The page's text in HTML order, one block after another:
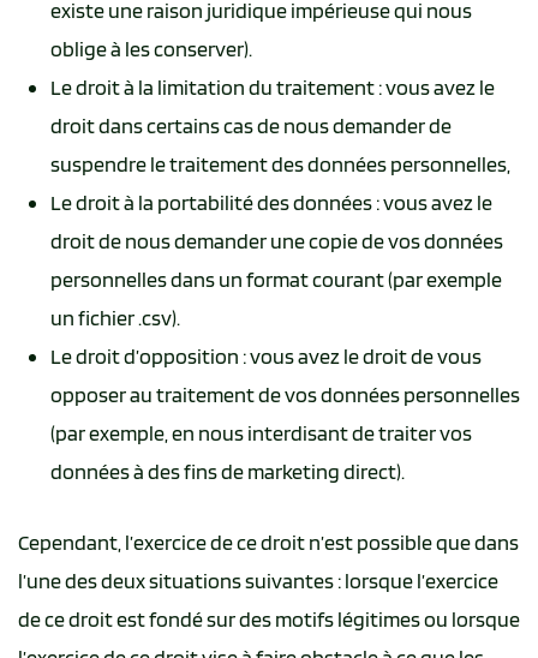
existe une raison juridique impérieuse qui nous
oblige à les conserver).
Le droit à la limitation du traitement : vous avez le
droit dans certains cas de nous demander de
suspendre le traitement des données personnelles,
Le droit à la portabilité des données : vous avez le
droit de nous demander une copie de vos données
personnelles dans un format courant (par exemple
un fichier .csv).
Le droit d’opposition : vous avez le droit de vous
opposer au traitement de vos données personnelles
(par exemple, en nous interdisant de traiter vos
données à des fins de marketing direct).
Cependant, l’exercice de ce droit n’est possible que dans
l’une des deux situations suivantes : lorsque l’exercice
de ce droit est fondé sur des motifs légitimes ou lorsque